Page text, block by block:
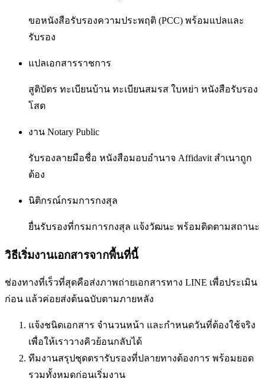
ขอหนังสือรับรองความประพฤติ (PCC) พร้อมแปลและ
รับรอง
แปลเอกสารราชการ
สูติบัตร ทะเบียนบ้าน ทะเบียนสมรส ใบหย่า หนังสือรับรอง
โสด
งาน Notary Public
รับรองลายมือชื่อ หนังสือมอบอำนาจ Affidavit สำเนาถูก
ต้อง
นิติกรณ์กรมการกงสุล
ยื่นรับรองที่กรมการกงสุล แจ้งวัฒนะ พร้อมติดตามสถานะ
วิธีเริ่มงานเอกสารจากพื้นที่นี้
ช่องทางที่เร็วที่สุดคือส่งภาพถ่ายเอกสารทาง LINE เพื่อประเมิน
ก่อน แล้วค่อยส่งต้นฉบับตามภายหลัง
แจ้งชนิดเอกสาร จำนวนหน้า และกำหนดวันที่ต้องใช้จริง
เพื่อให้เราวางคิวย้อนกลับได้
ทีมงานสรุปชุดตรารับรองที่ปลายทางต้องการ พร้อมยอด
รวมทั้งหมดก่อนเริ่มงาน